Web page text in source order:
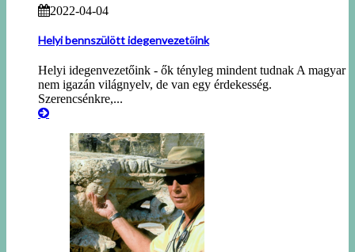
2022-04-04
Helyi bennszülött idegenvezetőink
Helyi idegenvezetőink - ők tényleg mindent tudnak A magyar
nem igazán világnyelv, de van egy érdekesség.
Szerencsénkre,...